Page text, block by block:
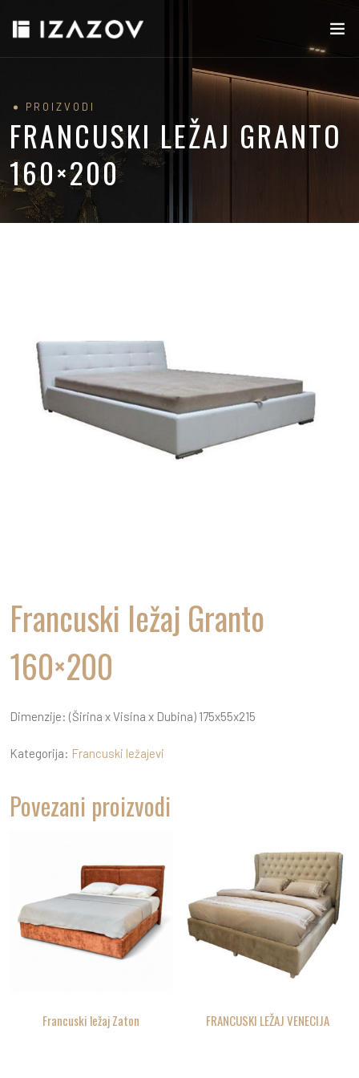
PROIZVODI
FRANCUSKI LEŽAJ GRANTO
160×200
Francuski ležaj Granto
160×200
Dimenzije: (Širina x Visina x Dubina) 175x55x215
Kategorija: Francuski ležajevi
Povezani proizvodi
Francuski ležaj Zaton FRANCUSKI LEŽAJ VENECIJA